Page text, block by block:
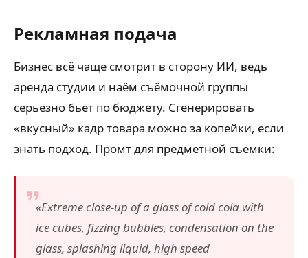
Рекламная подача
Бизнес всё чаще смотрит в сторону ИИ, ведь
аренда студии и наём съёмочной группы
серьёзно бьёт по бюджету. Сгенерировать
«вкусный» кадр товара можно за копейки, если
знать подход. Промт для предметной съёмки:
«Extreme close-up of a glass of cold cola with
ice cubes, fizzing bubbles, condensation on the
glass, splashing liquid, high speed